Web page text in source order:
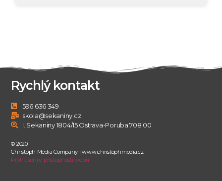
Rychlý kontakt
596 636 349
skola@sekaniny.cz
I. Sekaniny 1804/15 Ostrava-Poruba 708 00
© 2020
Christoph Media Company | www.christophmedia.cz
Prohlášení o přístupnosti webu